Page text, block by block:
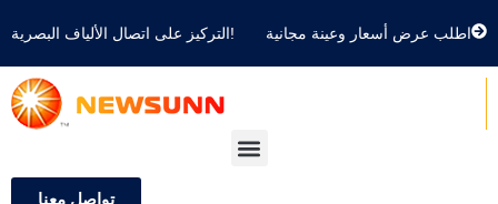
التركيز على اتصال الألياف البصرية! اطلب عرض أسعار وعينة مجانية
تواصل معنا